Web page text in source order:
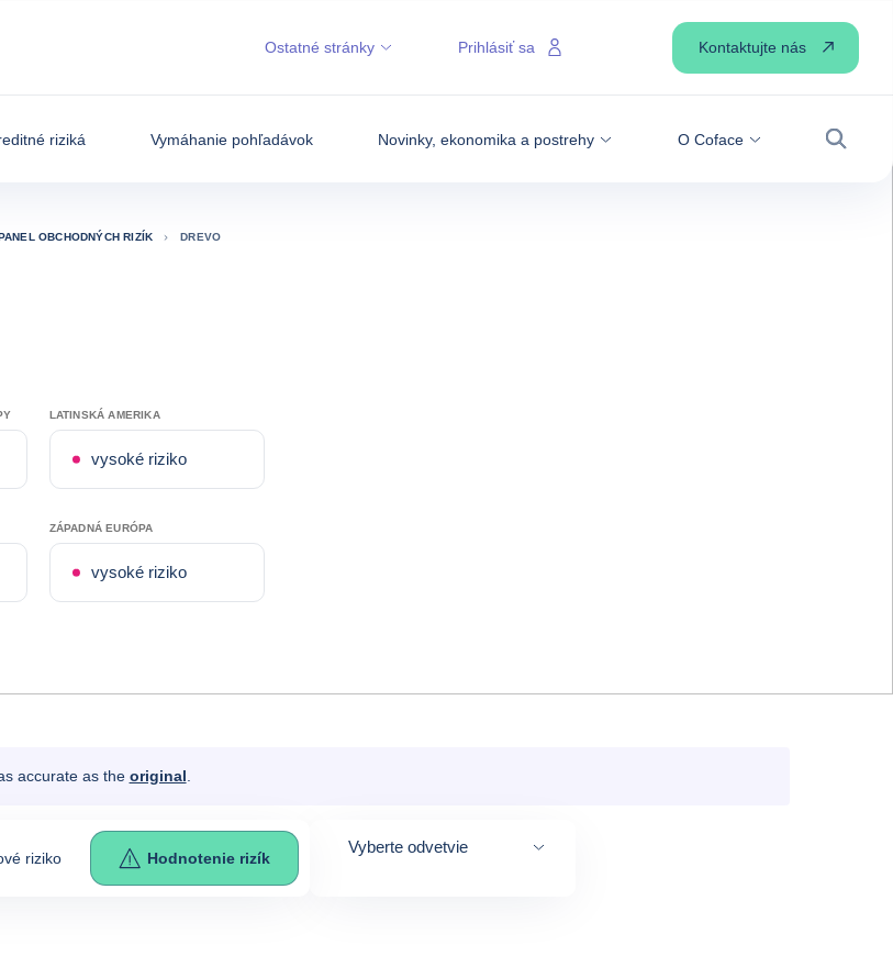
riziká Vymáhanie pohľadávok Novinky, ekonomika a postrehy O Coface
Ostatné stránky Prihlásiť sa Kontaktujte nás
OBCHODNÝCH RIZÍK DREVO
LATINSKÁ AMERIKA
vysoké riziko
ZÁPADNÁ EURÓPA
vysoké riziko
accurate as the original
riziko Hodnotenie rizík
Vyberte odvetvie